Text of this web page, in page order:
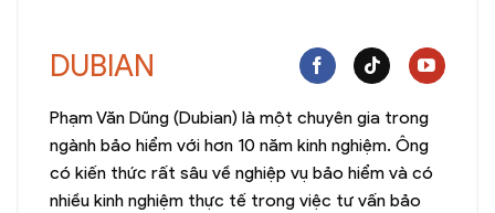
DUBIAN
Phạm Văn Dũng (Dubian) là một chuyên gia trong
ngành bảo hiểm với hơn 10 năm kinh nghiệm. Ông
có kiến thức rất sâu về nghiệp vụ bảo hiểm và có
nhiều kinh nghiệm thực tế trong việc tư vấn bảo